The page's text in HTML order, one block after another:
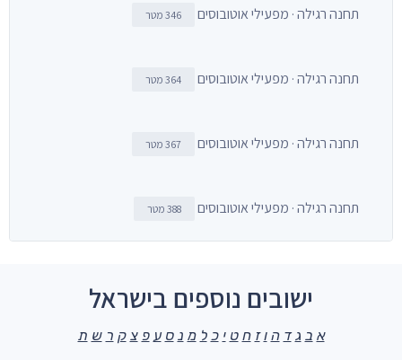
תחנה רגילה · מפעילי אוטובוסים 346 מטר
תחנה רגילה · מפעילי אוטובוסים 364 מטר
תחנה רגילה · מפעילי אוטובוסים 367 מטר
תחנה רגילה · מפעילי אוטובוסים 388 מטר
ישובים נוספים בישראל
א ב ג ד ה ו ז ח ט י כ ל מ נ ס ע פ צ ק ר ש ת